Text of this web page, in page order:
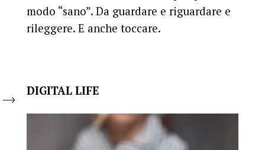
modo “sano”. Da guardare e riguardare e
rileggere. E anche toccare.
DIGITAL LIFE